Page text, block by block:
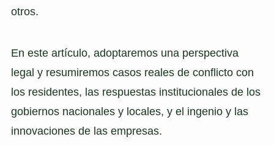
otros.
En este artículo, adoptaremos una perspectiva
legal y resumiremos casos reales de conflicto con
los residentes, las respuestas institucionales de los
gobiernos nacionales y locales, y el ingenio y las
innovaciones de las empresas.